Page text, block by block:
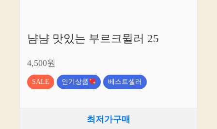
냠냠 맛있는 부르크뮐러 25
4,500원
SALE 인기상품 베스트셀러
최저가구매